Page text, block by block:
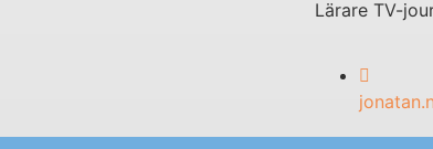
Lärare TV-